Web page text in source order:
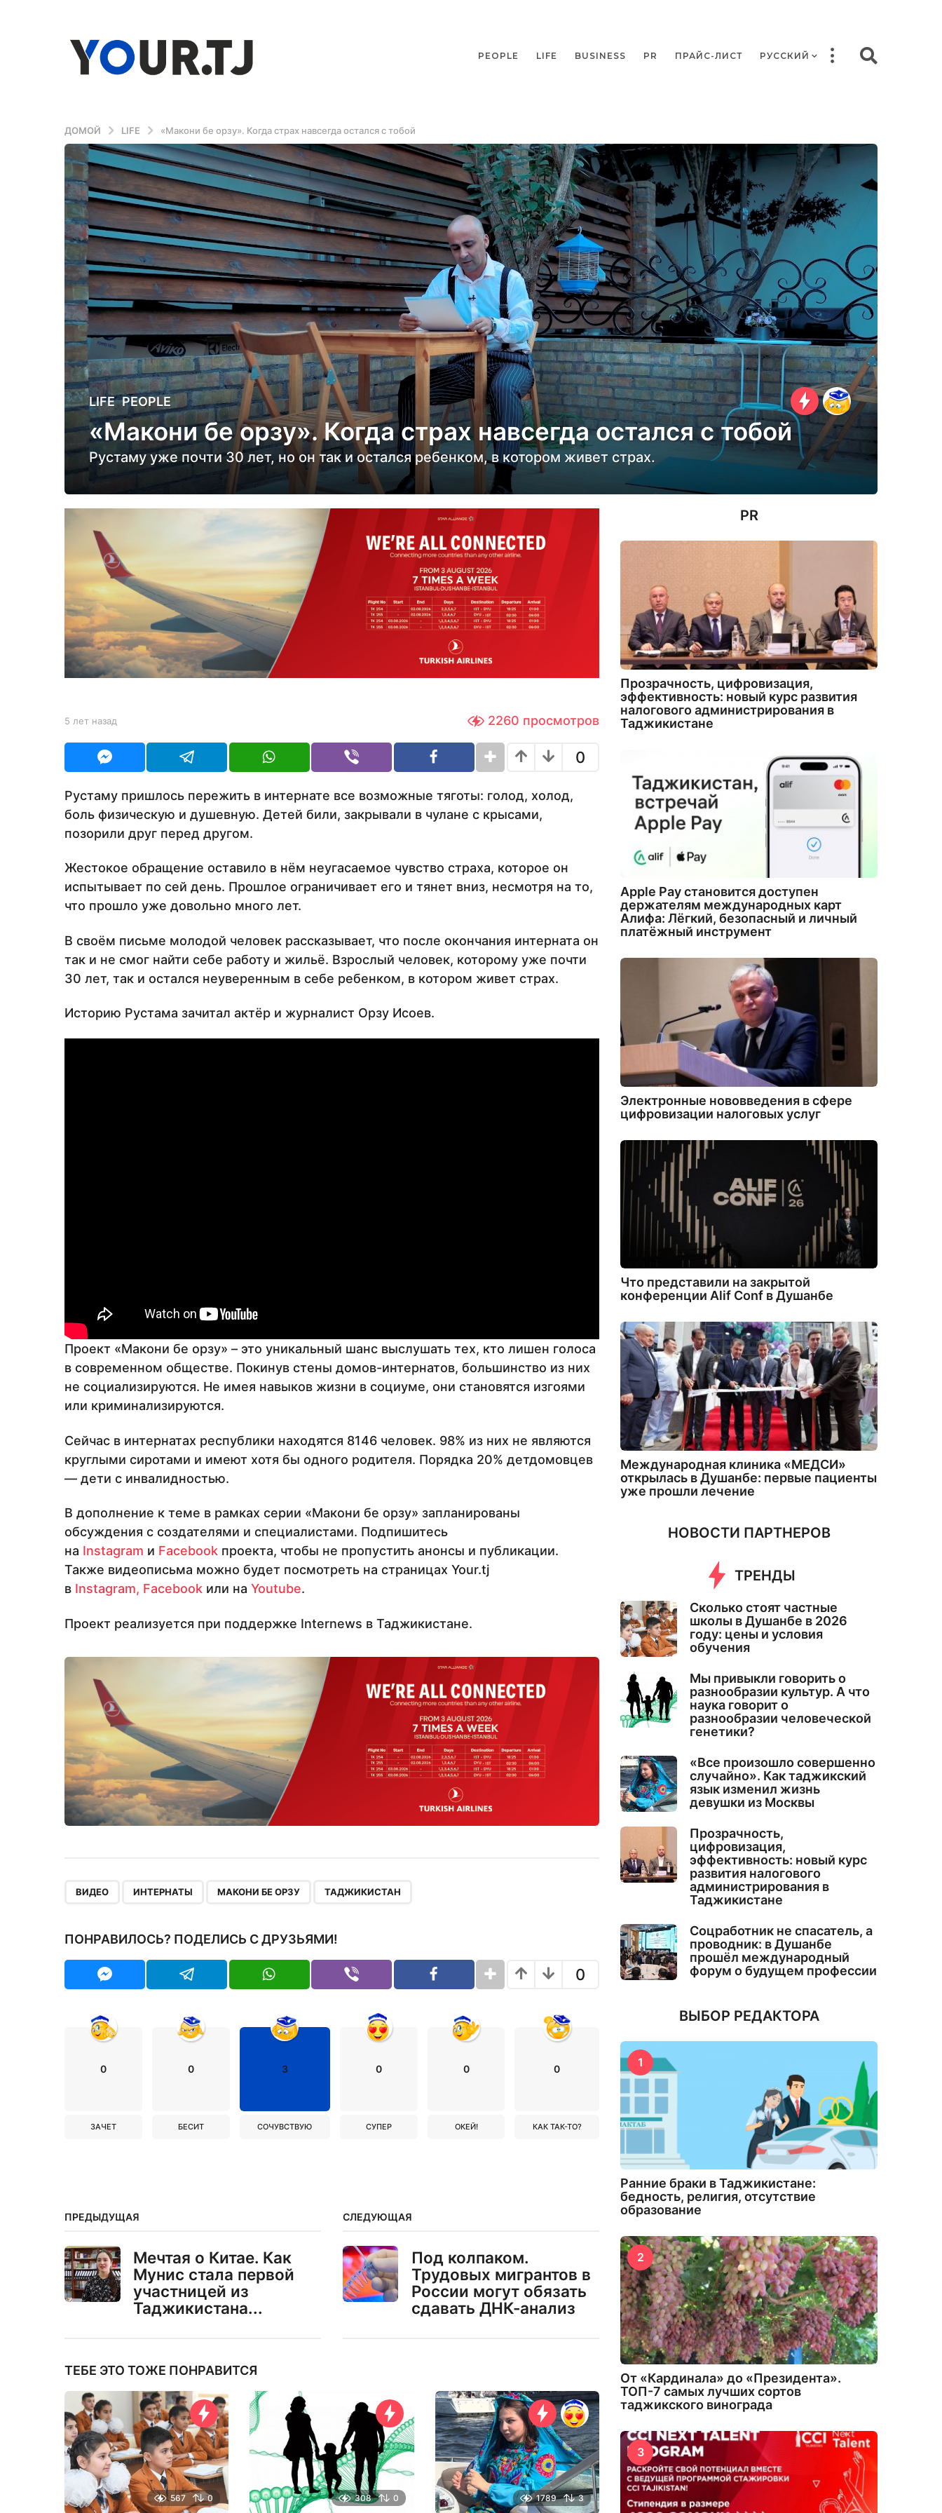
PEOPLE LIFE BUSINESS PR ПРАЙС-ЛИСТ РУССКИЙ
ДОМОЙ LIFE «Макони бе орзу». Когда страх навсегда остался с тобой
5
л
е
т
а
з
а
д
5
л
е
т
н
а
з
д
LIFE ,PEOPLE
«Макони бе орзу». Когда страх навсегда остался с тобой
Рустаму уже почти 30 лет, но он так и остался ребенком, в котором живет страх.
b
Y
U
5 лет назад
н
а
2260 просмотров
0
Рустаму пришлось пережить в интернате все возможные тяготы: голод, холод,
боль физическую и душевную. Детей били, закрывали в чулане с крысами,
позорили друг перед другом.
Жестокое обращение оставило в нём неугасаемое чувство страха, которое он
испытывает по сей день. Прошлое ограничивает его и тянет вниз, несмотря на то,
что прошло уже довольно много лет.
В своём письме молодой человек рассказывает, что после окончания интерната он
так и не смог найти себе работу и жильё. Взрослый человек, которому уже почти
30 лет, так и остался неуверенным в себе ребенком, в котором живет страх.
Историю Рустама зачитал актёр и журналист Орзу Исоев.
Проект «Макони бе орзу» – это уникальный шанс выслушать тех, кто лишен голоса
в современном обществе. Покинув стены домов-интернатов, большинство из них
не социализируются. Не имея навыков жизни в социуме, они становятся изгоями
или криминализируются.
Сейчас в интернатах республики находятся 8146 человек. 98% из них не являются
круглыми сиротами и имеют хотя бы одного родителя. Порядка 20% детдомовцев
— дети с инвалидностью.
В дополнение к теме в рамках серии «Макони бе орзу» запланированы
обсуждения с создателями и специалистами. Подпишитесь
на Instagram и Facebook проекта, чтобы не пропустить анонсы и публикации.
Также видеописьма можно будет посмотреть на страницах Your.tj
в Instagram, Facebook или на Youtube.
Проект реализуется при поддержке Internews в Таджикистане.
ВИДЕО ИНТЕРНАТЫ МАКОНИ БЕ ОРЗУ ТАДЖИКИСТАН
ПОНРАВИЛОСЬ? ПОДЕЛИСЬ С ДРУЗЬЯМИ!
0
0
ЗАЧЕТ
0
БЕСИТ
3
СОЧУВСТВУЮ
0
СУПЕР
0
ОКЕЙ!
0
КАК ТАК-ТО?
ПРЕДЫДУЩАЯ
Мечтая о Китае. Как
Мунис стала первой
участницей из
Таджикистана...
СЛЕДУЮЩАЯ
Под колпаком.
Трудовых мигрантов в
России могут обязать
сдавать ДНК-анализ
ТЕБЕ ЭТО ТОЖЕ ПОНРАВИТСЯ
567 0 308 0 1789 3
PR
Прозрачность, цифровизация,
эффективность: новый курс развития
налогового администрирования в
Таджикистане
Apple Pay становится доступен
держателям международных карт
Алифа: Лёгкий, безопасный и личный
платёжный инструмент
Электронные нововведения в сфере
цифровизации налоговых услуг
Что представили на закрытой
конференции Alif Conf в Душанбе
Международная клиника «МЕДСИ»
открылась в Душанбе: первые пациенты
уже прошли лечение
НОВОСТИ ПАРТНЕРОВ
ТРЕНДЫ
Сколько стоят частные
школы в Душанбе в 2026
году: цены и условия
обучения
Мы привыкли говорить о
разнообразии культур. А что
наука говорит о
разнообразии человеческой
генетики?
«Все произошло совершенно
случайно». Как таджикский
язык изменил жизнь
девушки из Москвы
Прозрачность,
цифровизация,
эффективность: новый курс
развития налогового
администрирования в
Таджикистане
Соцработник не спасатель, а
проводник: в Душанбе
прошёл международный
форум о будущем профессии
ВЫБОР РЕДАКТОРА
1
Ранние браки в Таджикистане:
бедность, религия, отсутствие
образование
2
От «Кардинала» до «Президента».
ТОП-7 самых лучших сортов
таджикского винограда
3